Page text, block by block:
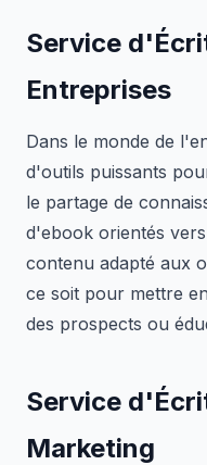
Service
Entreprises
Dans le monde de
d'outils puissants
le partage de
d'ebook orientés
contenu adapté aux
ce soit pour mettre
des prospects ou
Service
Marketing